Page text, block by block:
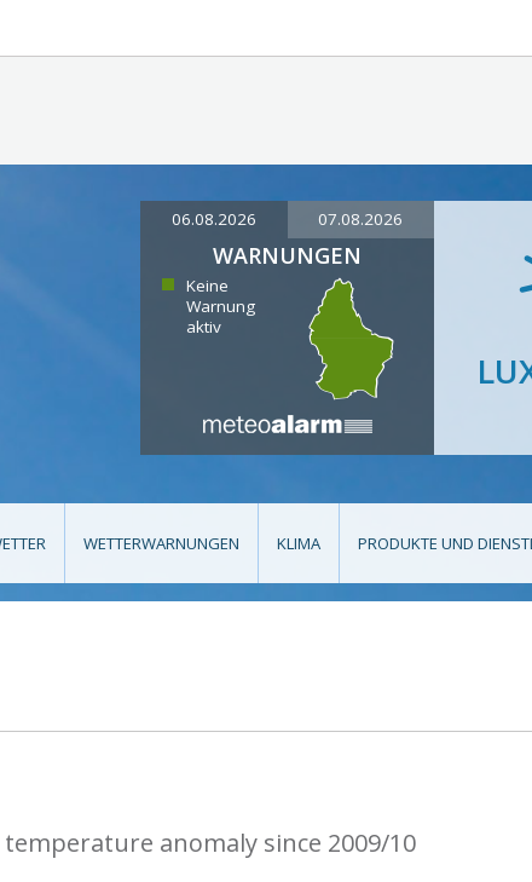
06.08.2026 07.08.2026
WARNUNGEN
Keine
Warnung
aktiv
WETTERWARNUNGEN KLIMA PRODUKTE UND
temperature anomaly since 2009/10